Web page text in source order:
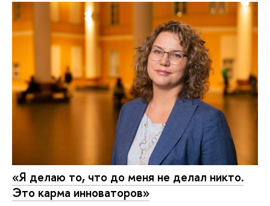
«Я делаю то, что до меня не делал никто.
Это карма инноваторов»